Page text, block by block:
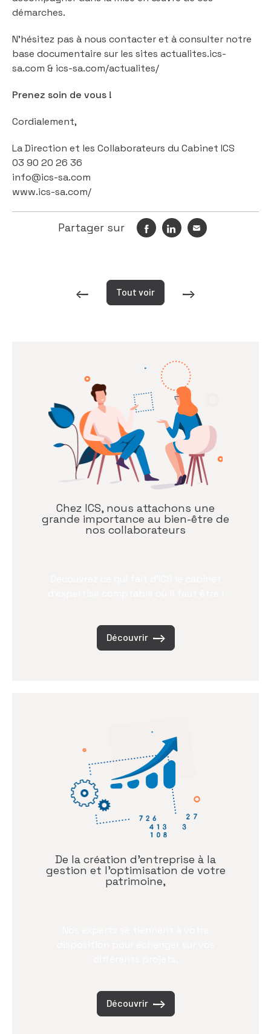
démarches.
N’hésitez pas à nous contacter et à consulter notre
base documentaire sur les sites actualites.ics-
sa.com & ics-sa.com/actualites/
Prenez soin de vous !
Cordialement,
La Direction et les Collaborateurs du Cabinet ICS
03 90 20 26 36
info@ics-sa.com
www.ics-sa.com/
Partager sur
Tout voir
Chez ICS, nous attachons une
grande importance au bien-être de
nos collaborateurs
Découvrir
De la création d’entreprise à la
gestion et l’optimisation de votre
patrimoine,
Découvrir